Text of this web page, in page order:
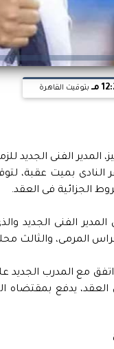
مـ بتوقيت القاهرة
المدير الفنى
النادى بميت عقبة،
الجزائية فى العقد.
المرمى، والثالث